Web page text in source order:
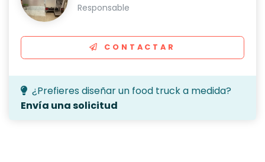
Responsable
CONTACTAR
¿Prefieres diseñar un food truck a medida?
Envía una solicitud